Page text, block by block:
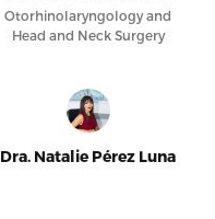
Otorhinolaryngology and
Head and Neck Surgery
Dra. Natalie Pérez Luna